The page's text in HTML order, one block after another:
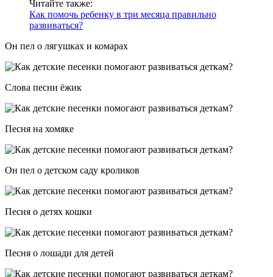
Читайте также:
Как помочь ребенку в три месяца правильно
развиваться?
Он пел о лягушках и комарах
Слова песни ёжик
Песня на хомяке
Он пел о детском саду кроликов
Песня о детях кошки
Песня о лошади для детей